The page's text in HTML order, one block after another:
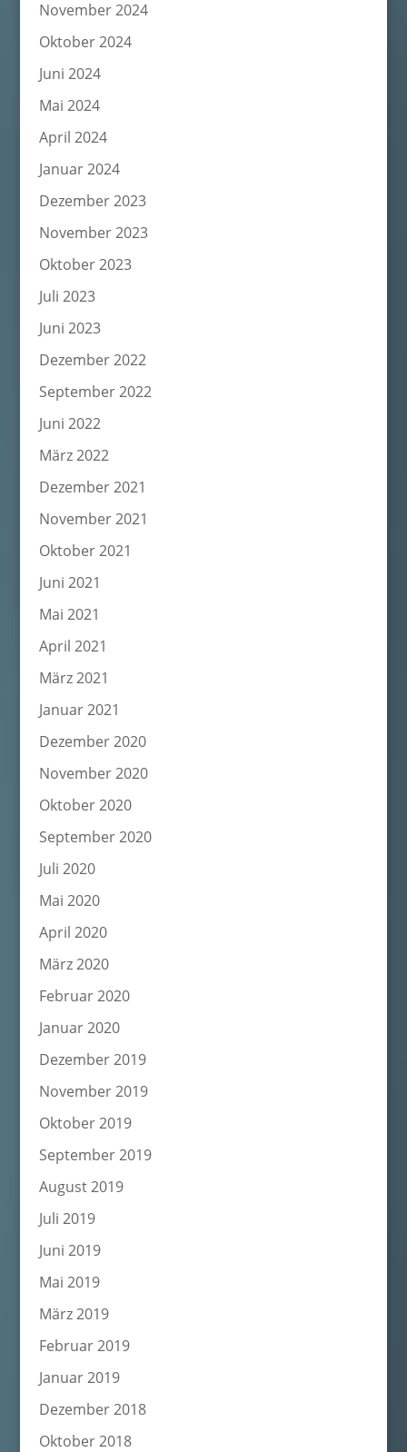
November 2024
Oktober 2024
Juni 2024
Mai 2024
April 2024
Januar 2024
Dezember 2023
November 2023
Oktober 2023
Juli 2023
Juni 2023
Dezember 2022
September 2022
Juni 2022
März 2022
Dezember 2021
November 2021
Oktober 2021
Juni 2021
Mai 2021
April 2021
März 2021
Januar 2021
Dezember 2020
November 2020
Oktober 2020
September 2020
Juli 2020
Mai 2020
April 2020
März 2020
Februar 2020
Januar 2020
Dezember 2019
November 2019
Oktober 2019
September 2019
August 2019
Juli 2019
Juni 2019
Mai 2019
März 2019
Februar 2019
Januar 2019
Dezember 2018
Oktober 2018